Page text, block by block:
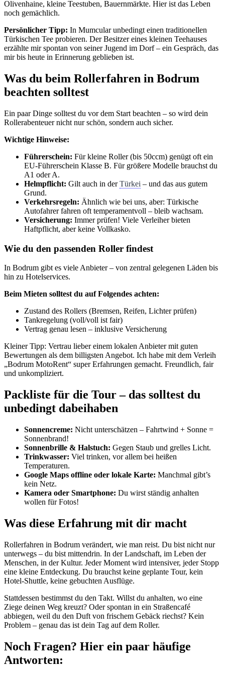
Olivenhaine, kleine Teestuben, Bauernmärkte. Hier ist das Leben
noch gemächlich.
Persönlicher Tipp: In Mumcular unbedingt einen traditionellen
Türkischen Tee probieren. Der Besitzer eines kleinen Teehauses
erzählte mir spontan von seiner Jugend im Dorf – ein Gespräch, das
mir bis heute in Erinnerung geblieben ist.
Was du beim Rollerfahren in Bodrum
beachten solltest
Ein paar Dinge solltest du vor dem Start beachten – so wird dein
Rollerabenteuer nicht nur schön, sondern auch sicher.
Wichtige Hinweise:
Führerschein: Für kleine Roller (bis 50ccm) genügt oft ein
EU-Führerschein Klasse B. Für größere Modelle brauchst du
A1 oder A.
Helmpflicht: Gilt auch in derTürkei – und das aus gutem
Grund.
Verkehrsregeln: Ähnlich wie bei uns, aber: Türkische
Autofahrer fahren oft temperamentvoll – bleib wachsam.
Versicherung: Immer prüfen! Viele Verleiher bieten
Haftpflicht, aber keine Vollkasko.
Wie du den passenden Roller findest
In Bodrum gibt es viele Anbieter – von zentral gelegenen Läden bis
hin zu Hotelservices.
Beim Mieten solltest du auf Folgendes achten:
Zustand des Rollers (Bremsen, Reifen, Lichter prüfen)
Tankregelung (voll/voll ist fair)
Vertrag genau lesen – inklusive Versicherung
Kleiner Tipp: Vertrau lieber einem lokalen Anbieter mit guten
Bewertungen als dem billigsten Angebot. Ich habe mit dem Verleih
„Bodrum MotoRent“ super Erfahrungen gemacht. Freundlich, fair
und unkompliziert.
Packliste für die Tour – das solltest du
unbedingt dabeihaben
Sonnencreme: Nicht unterschätzen – Fahrtwind + Sonne =
Sonnenbrand!
Sonnenbrille & Halstuch: Gegen Staub und grelles Licht.
Trinkwasser: Viel trinken, vor allem bei heißen
Temperaturen.
Google Maps offline oder lokale Karte: Manchmal gibt’s
kein Netz.
Kamera oder Smartphone: Du wirst ständig anhalten
wollen für Fotos!
Was diese Erfahrung mit dir macht
Rollerfahren in Bodrum verändert, wie man reist. Du bist nicht nur
unterwegs – du bist mittendrin. In der Landschaft, im Leben der
Menschen, in der Kultur. Jeder Moment wird intensiver, jeder Stopp
eine kleine Entdeckung. Du brauchst keine geplante Tour, kein
Hotel-Shuttle, keine gebuchten Ausflüge.
Stattdessen bestimmst du den Takt. Willst du anhalten, wo eine
Ziege deinen Weg kreuzt? Oder spontan in ein Straßencafé
abbiegen, weil du den Duft von frischem Gebäck riechst? Kein
Problem – genau das ist dein Tag auf dem Roller.
Noch Fragen? Hier ein paar häufige
Antworten: